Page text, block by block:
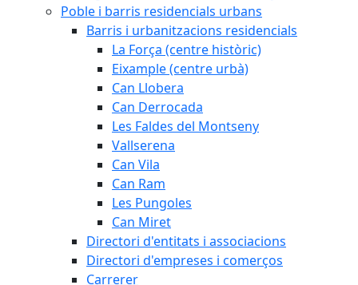
Poble i barris residencials urbans
Barris i urbanitzacions residencials
La Força (centre històric)
Eixample (centre urbà)
Can Llobera
Can Derrocada
Les Faldes del Montseny
Vallserena
Can Vila
Can Ram
Les Pungoles
Can Miret
Directori d'entitats i associacions
Directori d'empreses i comerços
Carrerer